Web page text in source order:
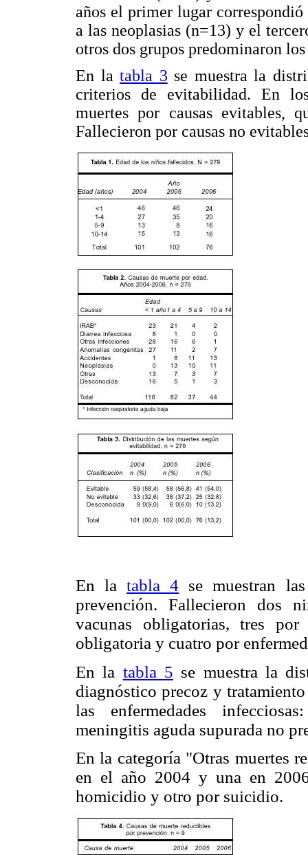
años el primer lugar
a las neoplasias (n=13) y el
otros dos grupos predominaron
En latabla 3 se muestra la
criterios de evitabilidad. En
muertes por causas evitables,
Fallecieron por causas no
En latabla 4 se muestran
prevención. Fallecieron dos
vacunas obligatorias, tres
obligatoria y cuatro por
En la tabla 5 se muestra la
diagnóstico precoz y
las enfermedades
meningitis aguda supurada no
En la categoría "Otras muertes
en el año 2004 y una en
homicidio y otro por suicidio.